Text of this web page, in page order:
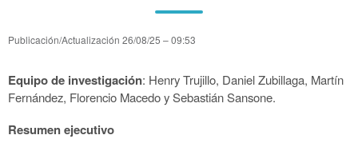
Publicación/Actualización 26/08/25 – 09:53
Equipo de investigación: Henry Trujillo, Daniel Zubillaga, Martín
Fernández, Florencio Macedo y Sebastián Sansone.
Resumen ejecutivo